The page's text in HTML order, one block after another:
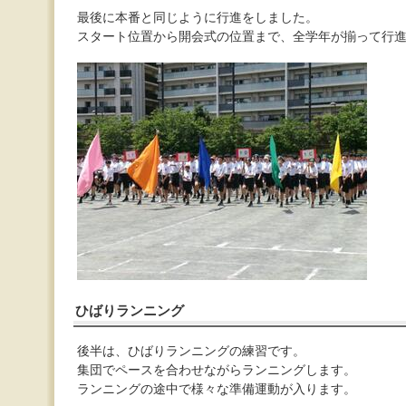
最後に本番と同じように行進をしました。
スタート位置から開会式の位置まで、全学年が揃って行
ひばりランニング
後半は、ひばりランニングの練習です。
集団でペースを合わせながらランニングします。
ランニングの途中で様々な準備運動が入ります。